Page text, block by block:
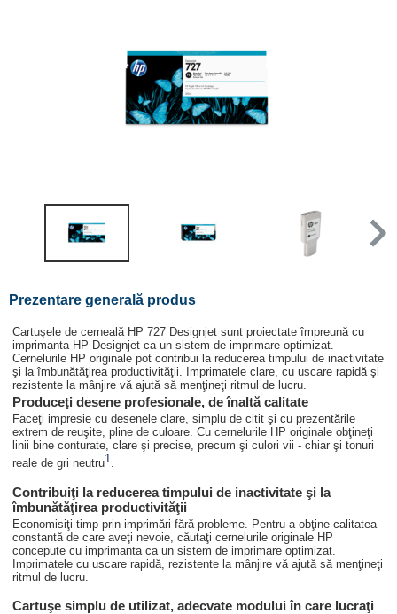
Prezentare generală produs
Cartuşele de cerneală HP 727 Designjet sunt proiectate împreună cu
imprimanta HP Designjet ca un sistem de imprimare optimizat.
Cernelurile HP originale pot contribui la reducerea timpului de inactivitate
şi la îmbunătăţirea productivităţii. Imprimatele clare, cu uscare rapidă şi
rezistente la mânjire vă ajută să menţineţi ritmul de lucru.
Produceţi desene profesionale, de înaltă calitate
Faceţi impresie cu desenele clare, simplu de citit şi cu prezentările
extrem de reuşite, pline de culoare. Cu cernelurile HP originale obţineţi
linii bine conturate, clare şi precise, precum şi culori vii - chiar şi tonuri
reale de gri neutru1.
Contribuiţi la reducerea timpului de inactivitate şi la
îmbunătăţirea productivităţii
Economisiţi timp prin imprimări fără probleme. Pentru a obţine calitatea
constantă de care aveţi nevoie, căutaţi cernelurile originale HP
concepute cu imprimanta ca un sistem de imprimare optimizat.
Imprimatele cu uscare rapidă, rezistente la mânjire vă ajută să menţineţi
ritmul de lucru.
Cartuşe simplu de utilizat, adecvate modului în care lucraţi